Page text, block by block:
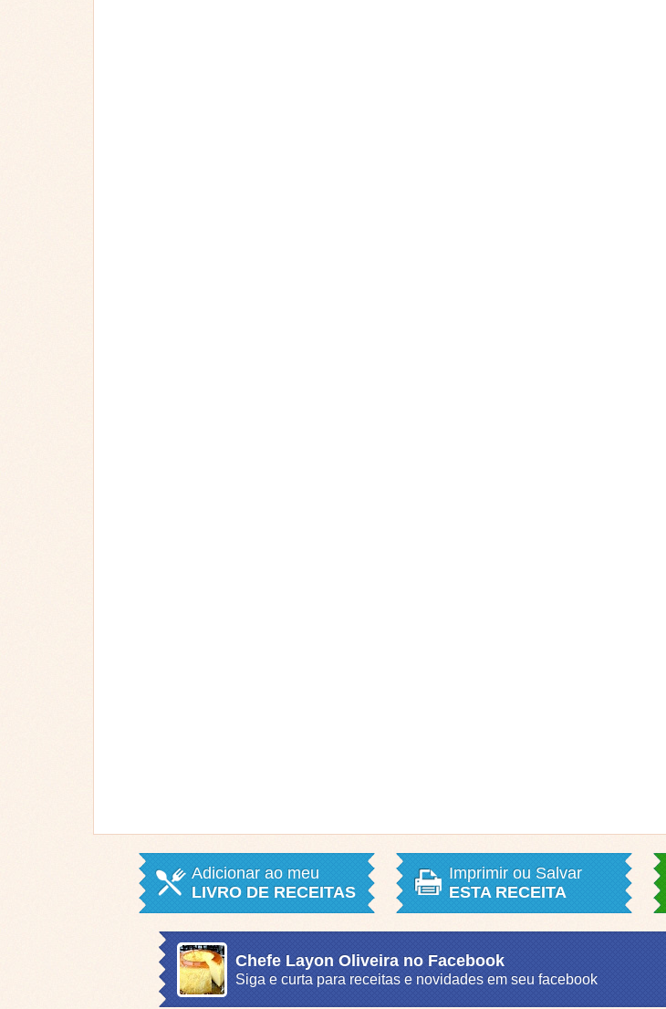
Adicionar ao meu
LIVRO DE RECEITAS
Imprimir ou Salvar
ESTA RECEITA
Chefe Layon Oliveira no Facebook
Siga e curta para receitas e novidades em seu facebook